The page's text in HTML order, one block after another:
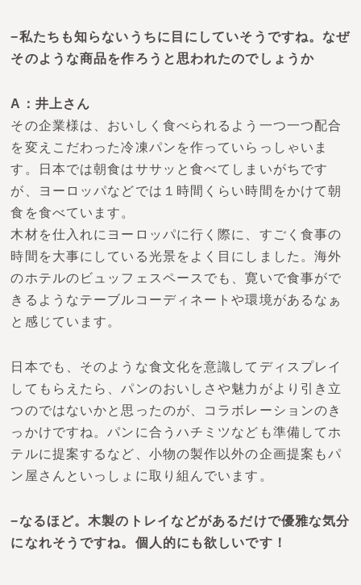
−私たちも知らないうちに目にしていそうですね。なぜ
そのような商品を作ろうと思われたのでしょうか
A：井上さん
その企業様は、おいしく食べられるよう一つ一つ配合
を変えこだわった冷凍パンを作っていらっしゃいま
す。日本では朝食はササッと食べてしまいがちです
が、ヨーロッパなどでは１時間くらい時間をかけて朝
食を食べています。
木材を仕入れにヨーロッパに行く際に、すごく食事の
時間を大事にしている光景をよく目にしました。海外
のホテルのビュッフェスペースでも、寛いで食事がで
きるようなテーブルコーディネートや環境があるなぁ
と感じています。
日本でも、そのような食文化を意識してディスプレイ
してもらえたら、パンのおいしさや魅力がより引き立
つのではないかと思ったのが、コラボレーションのき
っかけですね。パンに合うハチミツなども準備してホ
テルに提案するなど、小物の製作以外の企画提案もパ
ン屋さんといっしょに取り組んでいます。
−なるほど。木製のトレイなどがあるだけで優雅な気分
になれそうですね。個人的にも欲しいです！